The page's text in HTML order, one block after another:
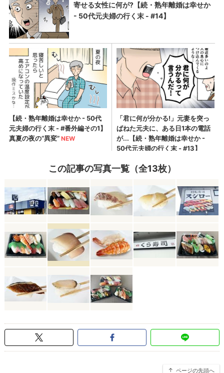
この記事の写真一覧（全13枚）
ページの先頭へ